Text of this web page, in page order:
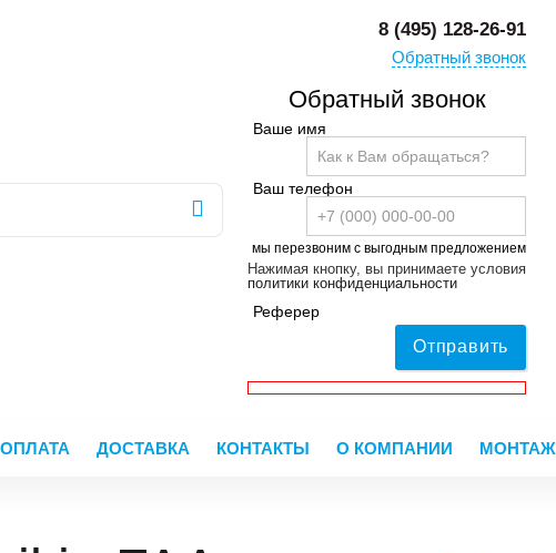
8 (495) 128-26-91
Обратный звонок
Обратный звонок
Ваше имя
Ваш телефон
мы перезвоним с выгодным предложением
Нажимая кнопку, вы принимаете условия
политики конфиденциальности
Реферер
Отправить
ОПЛАТА ДОСТАВКА КОНТАКТЫ О КОМПАНИИ МОНТАЖ